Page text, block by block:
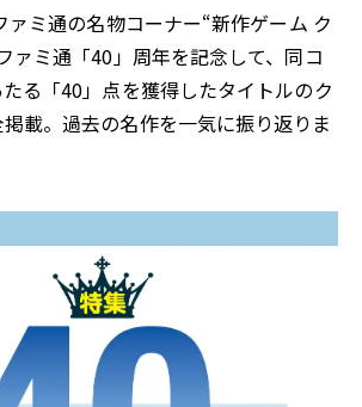
ァミ通の名物コーナー“新作ゲーム ク
ァミ通「40」周年を記念して、同コ
る「40」点を獲得したタイトルのク
載。過去の名作を一気に振り返りま